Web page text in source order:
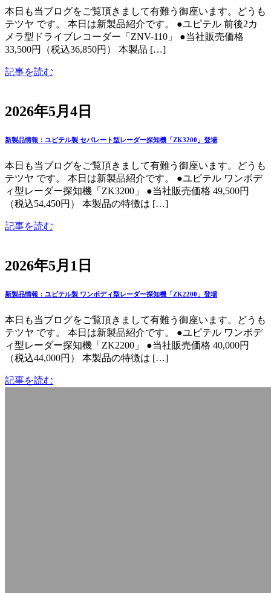
本日も当ブログをご覧頂きまして有難う御座います。どうも
テツヤ です。 本日は新製品紹介です。 ●ユピテル 前後2カ
メラ型ドライブレコーダー「ZNV-110」 ●当社販売価格
33,500円（税込36,850円） 本製品 […]
記事を読む
2026年5月4日
新製品情報：ユピテル製 セパレート型レーダー探知機「ZK3200」登場
本日も当ブログをご覧頂きまして有難う御座います。どうも
テツヤ です。 本日は新製品紹介です。 ●ユピテル ワンボデ
ィ型レーダー探知機「ZK3200」 ●当社販売価格 49,500円
（税込54,450円） 本製品の特徴は […]
記事を読む
2026年5月1日
新製品情報：ユピテル製 ワンボディ型レーダー探知機「ZK2200」登場
本日も当ブログをご覧頂きまして有難う御座います。どうも
テツヤ です。 本日は新製品紹介です。 ●ユピテル ワンボデ
ィ型レーダー探知機「ZK2200」 ●当社販売価格 40,000円
（税込44,000円） 本製品の特徴は […]
記事を読む